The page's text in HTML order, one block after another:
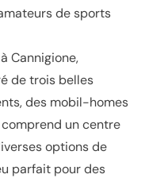
de sports
Cannigione,
de trois belles
des mobil-homes
un centre
options de
parfait pour des